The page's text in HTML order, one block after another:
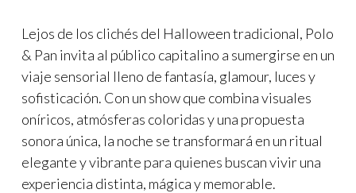
Lejos de los clichés del Halloween tradicional, Polo
& Pan invita al público capitalino a sumergirse en un
viaje sensorial lleno de fantasía, glamour, luces y
sofisticación. Con un show que combina visuales
oníricos, atmósferas coloridas y una propuesta
sonora única, la noche se transformará en un ritual
elegante y vibrante para quienes buscan vivir una
experiencia distinta, mágica y memorable.